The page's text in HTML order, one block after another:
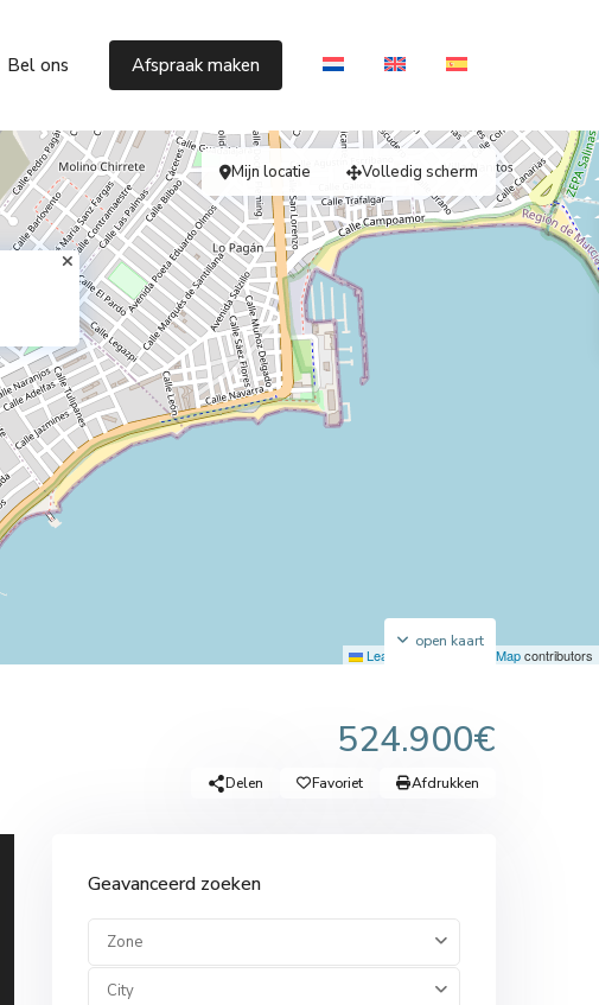
Bel ons Afspraak maken
Leaflet OpenStreetMapcontributors
open kaart
Mijn locatie Volledig scherm
524.900€
Delen Favoriet Afdrukken
Geavanceerd zoeken
Zone
City